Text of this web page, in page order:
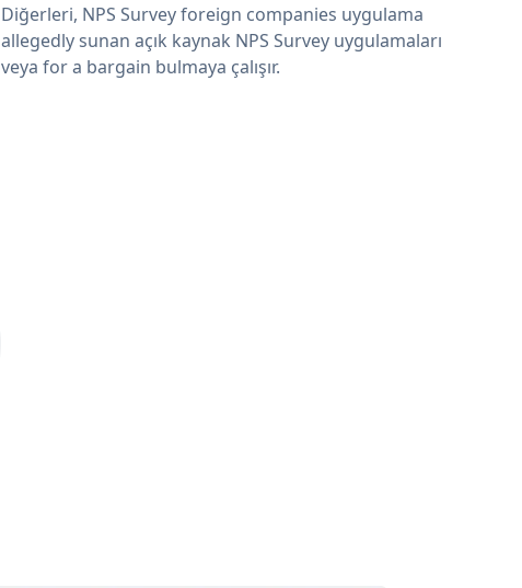
Diğerleri, NPS Survey foreign companies uygulama
allegedly sunan açık kaynak NPS Survey uygulamaları
veya for a bargain bulmaya çalışır.